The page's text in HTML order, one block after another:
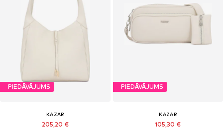
PIEDĀVĀJUMS
KAZAR
205,20 €
PIEDĀVĀJUMS
KAZAR
105,30 €